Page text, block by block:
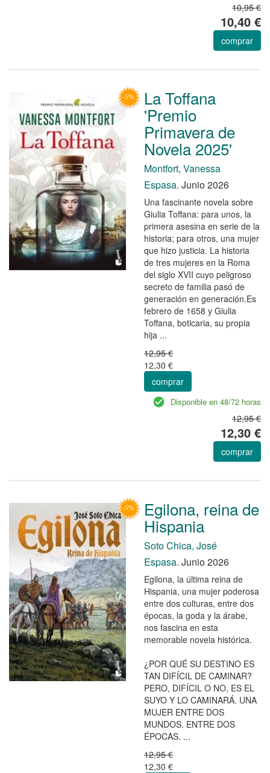
10,95 €
10,40 €
comprar
La Toffana
'Premio
Primavera de
Novela 2025'
Montfort, Vanessa
Espasa. Junio 2026
Una fascinante novela sobre
Giulia Toffana: para unos, la
primera asesina en serie de la
historia; para otros, una mujer
que hizo justicia. La historia
de tres mujeres en la Roma
del siglo XVII cuyo peligroso
secreto de familia pasó de
generación en generación.Es
febrero de 1658 y Giulia
Toffana, boticaria, su propia
hija ...
12,95 €
12,30 €
comprar
Disponible en 48/72 horas
12,95 €
12,30 €
comprar
Egilona, reina de
Hispania
Soto Chica, José
Espasa. Junio 2026
Egilona, la última reina de
Hispania, una mujer poderosa
entre dos culturas, entre dos
épocas, la goda y la árabe,
nos fascina en esta
memorable novela histórica.
¿POR QUÉ SU DESTINO ES
TAN DIFÍCIL DE CAMINAR?
PERO, DIFÍCIL O NO, ES EL
SUYO Y LO CAMINARÁ. UNA
MUJER ENTRE DOS
MUNDOS. ENTRE DOS
ÉPOCAS. ...
12,95 €
12,30 €